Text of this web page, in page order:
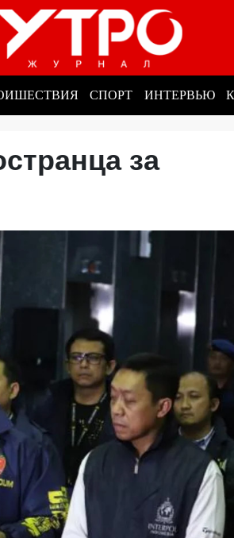
СПОРТ ИНТЕРВЬЮ
за